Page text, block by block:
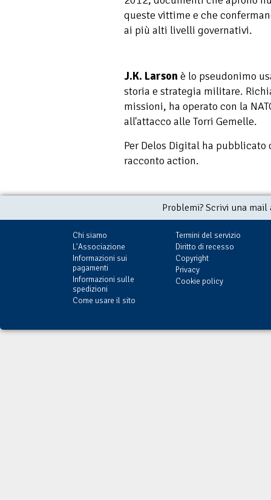
queste vittime e che
ai più alti livelli governativi.
J.K. Larson è lo pseudonimo
storia e strategia militare.
missioni, ha operato con la
all'attacco alle Torri Gemelle.
Per Delos Digital ha
racconto action.
Problemi? Scrivi una
Chi siamo
L'Associazione
Informazioni sui
pagamenti
Informazioni sulle
spedizioni
Come usare il sito
Termini del servizio
Diritto di recesso
Copyright
Privacy
Cookie policy